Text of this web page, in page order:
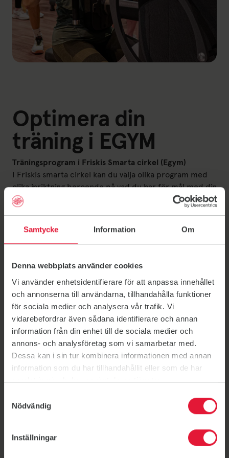
Samtycke Information Om
Denna webbplats använder cookies
Vi använder enhetsidentifierare för att anpassa innehållet
och annonserna till användarna, tillhandahålla funktioner
för sociala medier och analysera vår trafik. Vi
vidarebefordrar även sådana identifierare och annan
information från din enhet till de sociala medier och
annons- och analysföretag som vi samarbetar med.
Dessa kan i sin tur kombinera informationen med annan
information som du har tillhandahållit eller som de har
samlat in när du har använt deras tjänster.
Nödvändig
Inställningar
Optimera din
träning i EGYM
Träningsprogram i Friskis Smarta cirkel (Egym)
I Friskis smarta cirkel kan du välja olika program med
olika inriktning beroende på vad du har för mål med din
träning. Vanligtvis börjar du med det grundläggande
programmet. Tillsammans med en tränare hittar vi ett
Grundprogram:
Vanlig träning varvas med negativ träning (du har ett
motstånd i halva rörelsen och ett tyngre motstånd i
andra halvan av rörelsen)
Allmän kondition
Varierad träning för dig som tränar för att må bra.
Immunity boost
Träning för dig som behöver ett lägre insteg
Intensiva program:
Muskeluppbyggande
Intensivt program för ökad styrka och muskelmassa. Få
tunga repetitioner i lågt tempo med hög belastning
Många repetitioner i ett snabbt tempo för ökad
Figurträning
Intensivt program med många repetitioner i snabbt